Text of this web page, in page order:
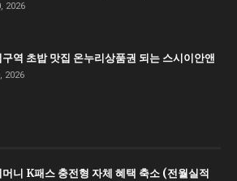
2026
역 초밥 맛집 온누리상품권 되는 스시이안앤
2026
니 K패스 충전형 자체 혜택 축소 (전월실적